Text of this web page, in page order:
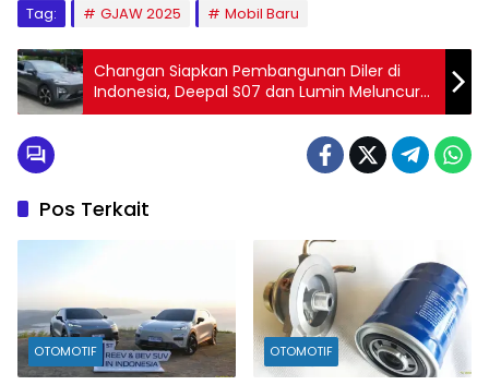
Tag: GJAW 2025 Mobil Baru
Changan Siapkan Pembangunan Diler di
Indonesia, Deepal S07 dan Lumin Meluncur
November 2025
Pos Terkait
OTOMOTIF OTOMOTIF